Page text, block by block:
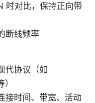
时对比，保持正向带
断线频率
代协议（如
接时间、带宽、活动